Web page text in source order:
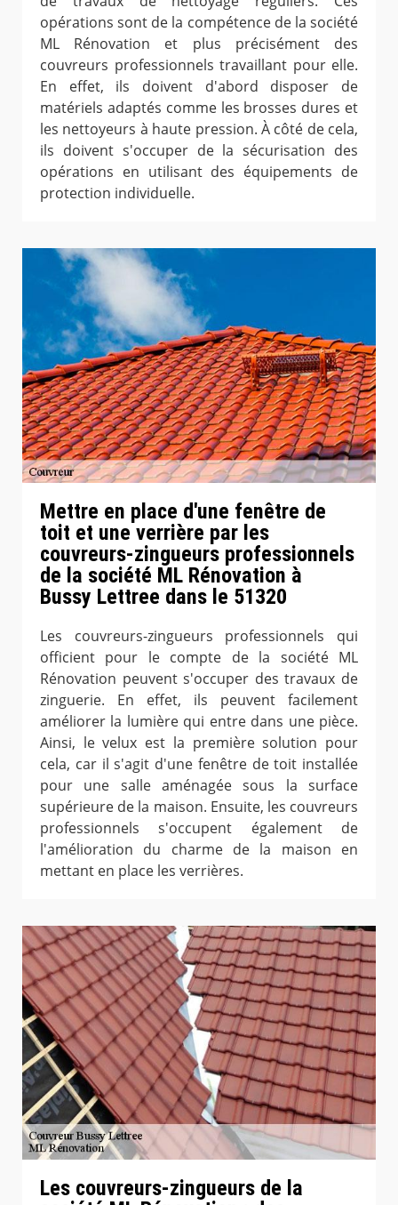
opérations sont de la compétence de la société
ML Rénovation et plus précisément des
couvreurs professionnels travaillant pour elle.
En effet, ils doivent d'abord disposer de
matériels adaptés comme les brosses dures et
les nettoyeurs à haute pression. À côté de cela,
ils doivent s'occuper de la sécurisation des
opérations en utilisant des équipements de
protection individuelle.
Mettre en place d'une fenêtre de
toit et une verrière par les
couvreurs-zingueurs professionnels
de la société ML Rénovation à
Bussy Lettree dans le 51320
Les couvreurs-zingueurs professionnels qui
officient pour le compte de la société ML
Rénovation peuvent s'occuper des travaux de
zinguerie. En effet, ils peuvent facilement
améliorer la lumière qui entre dans une pièce.
Ainsi, le velux est la première solution pour
cela, car il s'agit d'une fenêtre de toit installée
pour une salle aménagée sous la surface
supérieure de la maison. Ensuite, les couvreurs
professionnels s'occupent également de
l'amélioration du charme de la maison en
mettant en place les verrières.
Les couvreurs-zingueurs de la